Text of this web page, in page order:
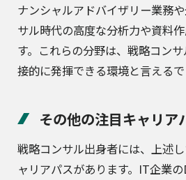
ナンシャルアドバイザリー業務
サル時代の高度な分析力や資料
す。これらの分野は、戦略コン
接的に発揮できる環境と言えるで
その他の注目キャリア
戦略コンサル出身者には、上述
ャリアパスがあります。IT企業